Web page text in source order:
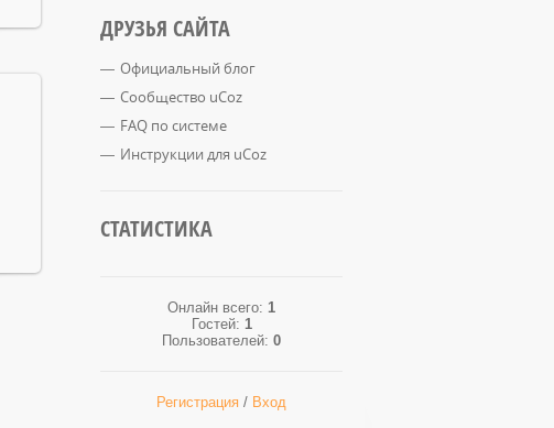
ДРУЗЬЯ САЙТА
Официальный блог
Сообщество uCoz
FAQ по системе
Инструкции для uCoz
СТАТИСТИКА
Онлайн всего: 1
Гостей: 1
Пользователей: 0
Регистрация / Вход